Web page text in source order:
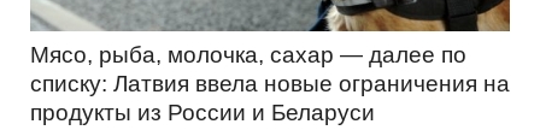
Мясо, рыба, молочка, сахар — далее по
списку: Латвия ввела новые ограничения на
продукты из России и Беларуси